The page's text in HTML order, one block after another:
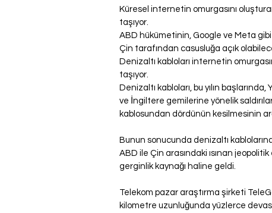
Küresel internetin omurgasını
taşıyor.
ABD hükümetinin, Google ve Meta gibi
Çin tarafından casusluğa açık
Denizaltı kabloları internetin
taşıyor.
Denizaltı kabloları, bu yılın
ve İngiltere gemilerine yönelik
kablosundan dördünün kesilmesinin
Bunun sonucunda denizaltı
ABD ile Çin arasındaki ısınan
gerginlik kaynağı haline geldi.
Telekom pazar araştırma şirketi
kilometre uzunluğunda yüzlerce